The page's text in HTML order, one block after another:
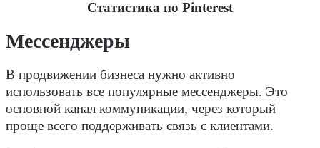
Статистика по Pinterest
Мессенджеры
В продвижении бизнеса нужно активно
использовать все популярные мессенджеры. Это
основной канал коммуникации, через который
проще всего поддерживать связь с клиентами.